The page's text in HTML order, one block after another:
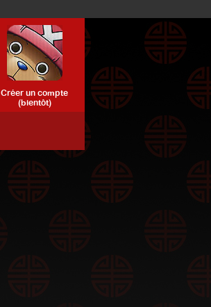
Créer un compte
(bientôt)